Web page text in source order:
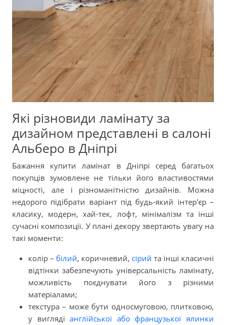
Які різновиди ламінату за
дизайном представлені в салоні
Альберо в Дніпрі
Бажання купити ламінат в Дніпрі серед багатьох
покупців зумовлене не тільки його властивостями
міцності, але і різноманітністю дизайнів. Можна
недорого підібрати варіант під будь-який інтер'єр –
класику, модерн, хай-тек, лофт, мінімалізм та інші
сучасні композиції. У плані декору звертають увагу на
такі моменти:
колір – білий, коричневий, сірий та інші класичні
відтінки забезпечують універсальність ламінату,
можливість поєднувати його з різними
матеріалами;
текстура – може бути односмуговою, плитковою,
у виглядіанглійської або французької ялинки